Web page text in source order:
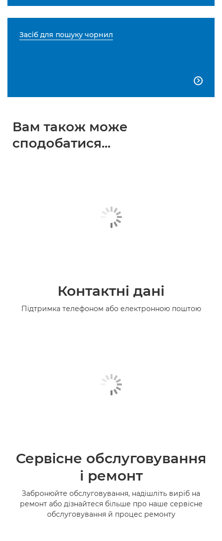
Засіб для пошуку чорнил

Вам також може
сподобатися...
Контактні дані
Підтримка телефоном або електронною поштою
Сервісне обслуговування
і ремонт
Забронюйте обслуговування, надішліть виріб на
ремонт або дізнайтеся більше про наше сервісне
обслуговування й процес ремонту